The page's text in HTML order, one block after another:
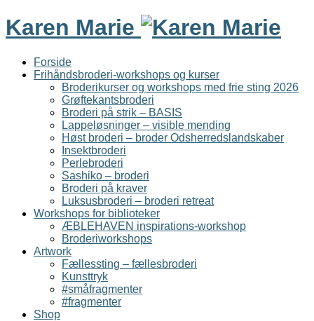
Karen Marie
Forside
Frihåndsbroderi-workshops og kurser
Broderikurser og workshops med frie sting 2026
Grøftekantsbroderi
Broderi på strik – BASIS
Lappeløsninger – visible mending
Høst broderi – broder Odsherredslandskaber
Insektbroderi
Perlebroderi
Sashiko – broderi
Broderi på kraver
Luksusbroderi – broderi retreat
Workshops for biblioteker
ÆBLEHAVEN inspirations-workshop
Broderiworkshops
Artwork
Fællessting – fællesbroderi
Kunsttryk
#småfragmenter
#fragmenter
Shop